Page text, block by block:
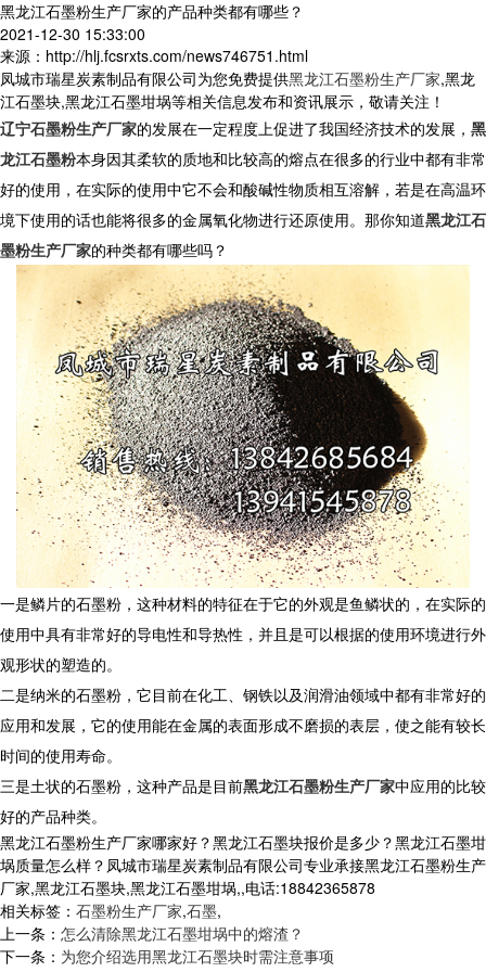
黑龙江石墨粉生产厂家的产品种类都有哪些？
2021-12-30 15:33:00
来源：http://hlj.fcsrxts.com/news746751.html
凤城市瑞星炭素制品有限公司为您免费提供黑龙江石墨粉生产厂家,黑龙
江石墨块,黑龙江石墨坩埚等相关信息发布和资讯展示，敬请关注！
辽宁石墨粉生产厂家的发展在一定程度上促进了我国经济技术的发展， 黑
龙江石墨粉本身因其柔软的质地和比较高的熔点在很多的行业中都有非常
好的使用，在实际的使用中它不会和酸碱性物质相互溶解，若是在高温环
境下使用的话也能将很多的金属氧化物进行还原使用。那你知道黑龙江石
墨粉生产厂家的种类都有哪些吗？
一是鳞片的石墨粉，这种材料的特征在于它的外观是鱼鳞状的，在实际的
使用中具有非常好的导电性和导热性，并且是可以根据的使用环境进行外
观形状的塑造的。
二是纳米的石墨粉，它目前在化工、钢铁以及润滑油领域中都有非常好的
应用和发展，它的使用能在金属的表面形成不磨损的表层，使之能有较长
时间的使用寿命。
三是土状的石墨粉，这种产品是目前黑龙江石墨粉生产厂家中应用的比较
好的产品种类。
黑龙江石墨粉生产厂家哪家好？黑龙江石墨块报价是多少？黑龙江石墨坩
埚质量怎么样？凤城市瑞星炭素制品有限公司专业承接黑龙江石墨粉生产
厂家,黑龙江石墨块,黑龙江石墨坩埚,,电话:18842365878
相关标签： 石墨粉生产厂家,石墨,
上一条： 怎么清除黑龙江石墨坩埚中的熔渣？
下一条： 为您介绍选用黑龙江石墨块时需注意事项